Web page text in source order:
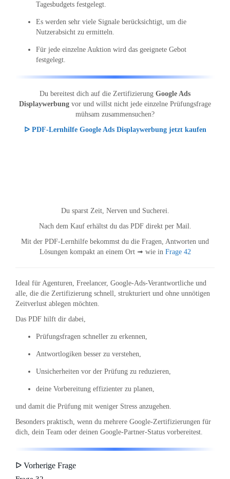
Tagesbudgets festgelegt.
Es werden sehr viele Signale berücksichtigt, um die
Nutzerabsicht zu ermitteln.
Für jede einzelne Auktion wird das geeignete Gebot
festgelegt.
Du bereitest dich auf die Zertifizierung Google Ads
Displaywerbung vor und willst nicht jede einzelne Prüfungsfrage
mühsam zusammensuchen?
ᐅ PDF-Lernhilfe Google Ads Displaywerbung jetzt kaufen
Du sparst Zeit, Nerven und Sucherei.
Nach dem Kauf erhältst du das PDF direkt per Mail.
Mit der PDF-Lernhilfe bekommst du die Fragen, Antworten und
Lösungen kompakt an einem Ort ➟ wie in Frage 42
Ideal für Agenturen, Freelancer, Google-Ads-Verantwortliche und
alle, die die Zertifizierung schnell, strukturiert und ohne unnötigen
Zeitverlust ablegen möchten.
Das PDF hilft dir dabei,
Prüfungsfragen schneller zu erkennen,
Antwortlogiken besser zu verstehen,
Unsicherheiten vor der Prüfung zu reduzieren,
deine Vorbereitung effizienter zu planen,
und damit die Prüfung mit weniger Stress anzugehen.
Besonders praktisch, wenn du mehrere Google-Zertifizierungen für
dich, dein Team oder deinen Google-Partner-Status vorbereitest.
ᐅ Vorherige Frage